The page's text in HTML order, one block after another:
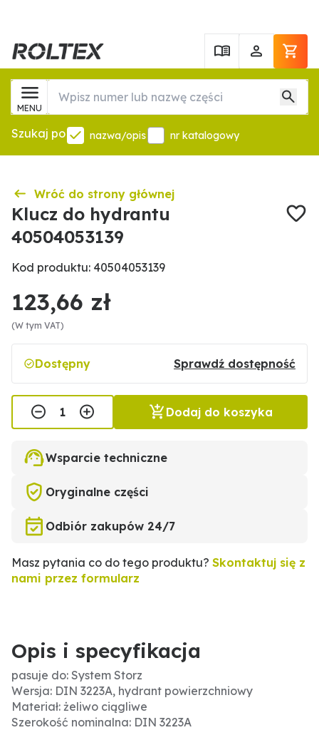
MENU
Szukaj po nazwa/opis nr katalogowy
Wróć do strony głównej
Klucz do hydrantu
40504053139
Kod produktu: 40504053139
123,66 zł
(W tym VAT)
Dostępny Sprawdź dostępność
Dodaj do koszyka
Wsparcie techniczne
Oryginalne części
Odbiór zakupów 24/7
Masz pytania co do tego produktu? Skontaktuj się z
nami przez formularz
Opis i specyfikacja
pasuje do: System Storz
Wersja: DIN 3223A, hydrant powierzchniowy
Materiał: żeliwo ciągliwe
Szerokość nominalna: DIN 3223A